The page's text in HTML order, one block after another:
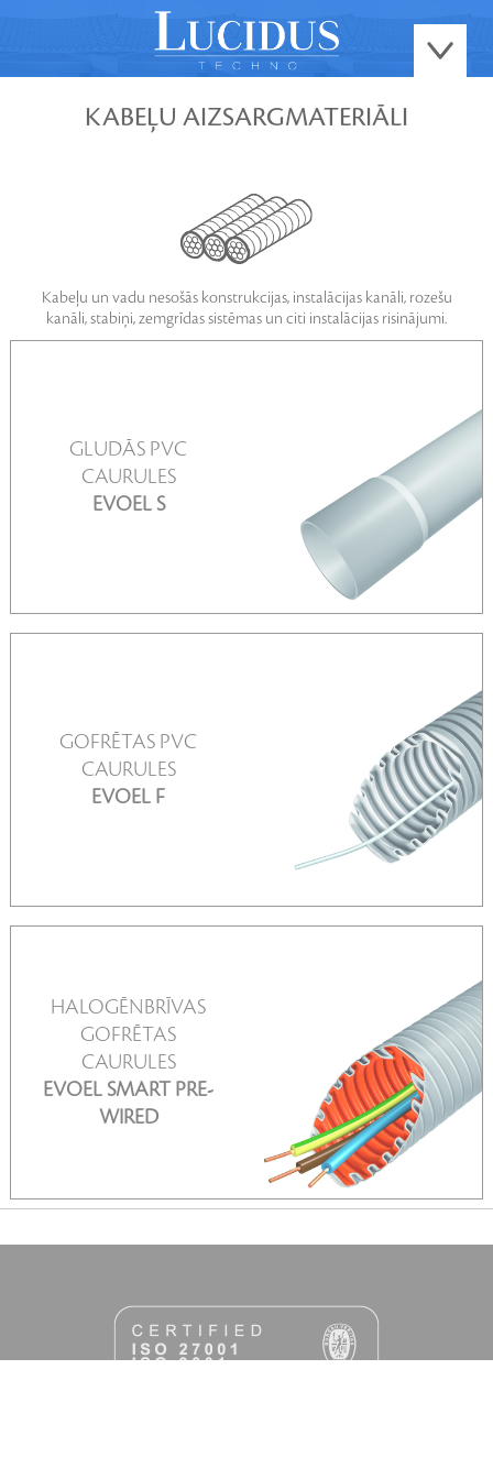
KABEĻU AIZSARGMATERIĀLI
Kabeļu un vadu nesošās konstrukcijas, instalācijas kanāli, rozešu
kanāli, stabiņi, zemgrīdas sistēmas un citi instalācijas risinājumi.
GLUDĀS PVC
CAURULES
EVOEL S
SKATĪT VAIRĀK
GOFRĒTAS PVC
CAURULES
EVOEL F
SKATĪT VAIRĀK
HALOGĒNBRĪVAS
GOFRĒTAS
CAURULES
EVOEL SMART PRE-
WIRED
SKATĪT VAIRĀK